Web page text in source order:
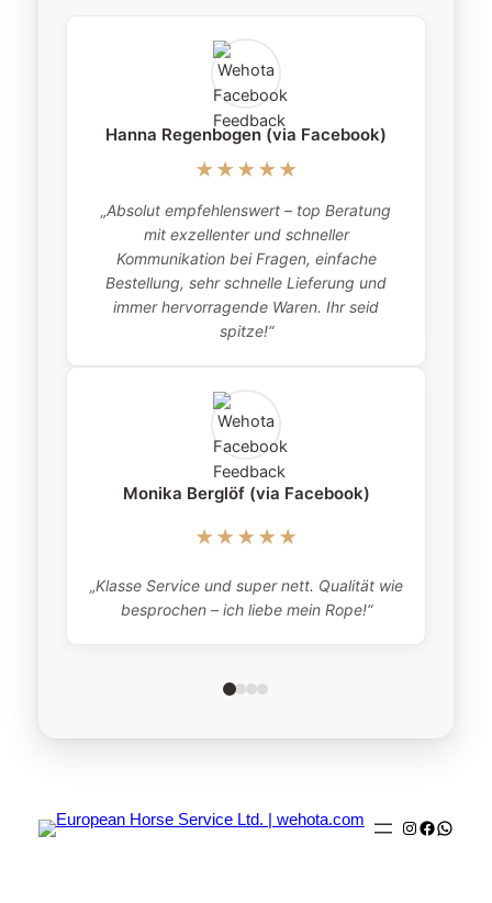
Hanna Regenbogen (via Facebook)
★★★★★
„Absolut empfehlenswert – top Beratung
mit exzellenter und schneller
Kommunikation bei Fragen, einfache
Bestellung, sehr schnelle Lieferung und
immer hervorragende Waren. Ihr seid
spitze!“
Monika Berglöf (via Facebook)
★★★★★
„Klasse Service und super nett. Qualität wie
besprochen – ich liebe mein Rope!“
Instagram